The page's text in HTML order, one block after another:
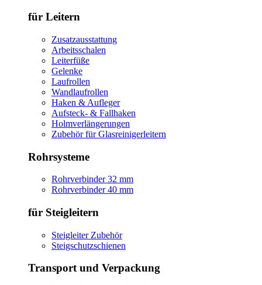
für Leitern
Zusatzausstattung
Arbeitsschalen
Leiterfüße
Gelenke
Laufrollen
Wandlaufrollen
Haken & Aufleger
Aufsteck- & Fallhaken
Holmverlängerungen
Zubehör für Glasreinigerleitern
Rohrsysteme
Rohrverbinder 32 mm
Rohrverbinder 40 mm
für Steigleitern
Steigleiter Zubehör
Steigschutzschienen
Transport und Verpackung